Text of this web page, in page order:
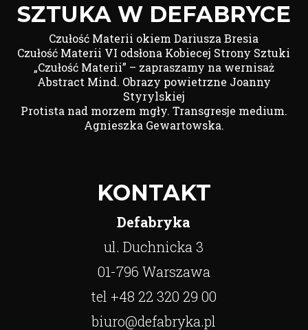
SZTUKA W DEFABRYCE
Czułość Materii okiem Dariusza Bresia
Czułość Materii VI odsłona Kobiecej Strony Sztuki
„Czułość Materii” – zapraszamy na wernisaż
Abstract Mind. Obrazy powietrzne Joanny
Styrylskiej
Protista nad morzem mgły. Transgresje medium.
Agnieszka Gewartowska.
KONTAKT
Defabryka
ul. Duchnicka 3
01-796 Warszawa
tel +48 22 320 29 00
biuro@defabryka.pl